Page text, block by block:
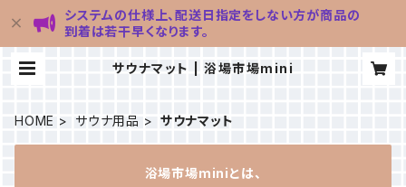
システムの仕様上、配送日指定をしない方が商品の
到着は若干早くなります。
サウナマット | 浴場市場mini
HOME サウナ用品 サウナマット
浴場市場miniとは、